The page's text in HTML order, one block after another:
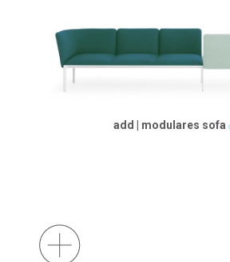
add | modulares sofa